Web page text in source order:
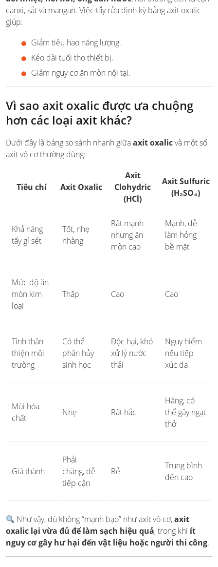
canxi, sắt và mangan. Việc tẩy rửa định kỳ bằng axit oxalic
giúp:
Giảm tiêu hao năng lượng.
Kéo dài tuổi thọ thiết bị.
Giảm nguy cơ ăn mòn nội tại.
Vì sao axit oxalic được ưa chuộng
hơn các loại axit khác?
Dưới đây là bảng so sánh nhanh giữaaxit oxalicvà một số
axit vô cơ thường dùng:
Tiêu chí Axit Oxalic
Axit
Clohydric
(HCl)
Axit Sulfuric
(H₂SO₄)
Khả năng
tẩy gỉ sét
Tốt, nhẹ
nhàng
Rất mạnh
nhưng ăn
mòn cao
Mạnh, dễ
làm hỏng
bề mặt
Mức độ ăn
mòn kim
loại
Thấp Cao Cao
Tính thân
thiện môi
trường
Có thể
phân hủy
sinh học
Độc hại, khó
xử lý nước
thải
Nguy hiểm
nếu tiếp
xúc da
Mùi hóa
chất
Nhẹ Rất hắc
Hăng, có
thể gây ngạt
thở
Giá thành
Phải
chăng, dễ
tiếp cận
Rẻ
Trung bình
đến cao
Như vậy, dù không “mạnh bạo” như axit vô cơ,axit
oxalic lại vừa đủ để làm sạch hiệu quả, trong khi ít
nguy cơ gây hư hại đến vật liệu hoặc người thi công.